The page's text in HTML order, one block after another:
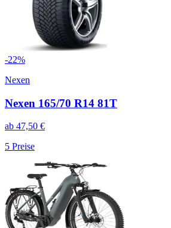
-22%
Nexen
Nexen 165/70 R14 81T
ab 47,50 €
5 Preise